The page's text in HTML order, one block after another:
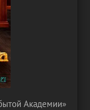
Академии»